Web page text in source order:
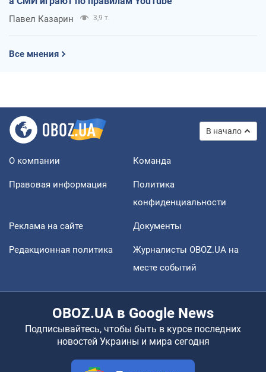
Павел Казарин 3,9 т.
Все мнения
В начало
О компании Команда
Правовая информация
Политика
конфиденциальности
Реклама на сайте Документы
Редакционная политика
Журналисты OBOZ.UA на
месте событий
OBOZ.UA в Google News
Подписывайтесь, чтобы быть в курсе последних
новостей Украины и мира сегодня